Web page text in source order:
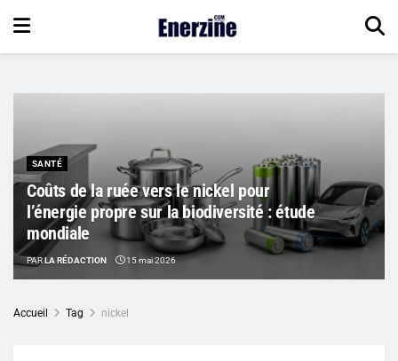
SANTÉ
Coûts de la ruée vers le nickel pour
l’énergie propre sur la biodiversité : étude
mondiale
PARLA RÉDACTION 15 mai 2026
Accueil Tag nickel